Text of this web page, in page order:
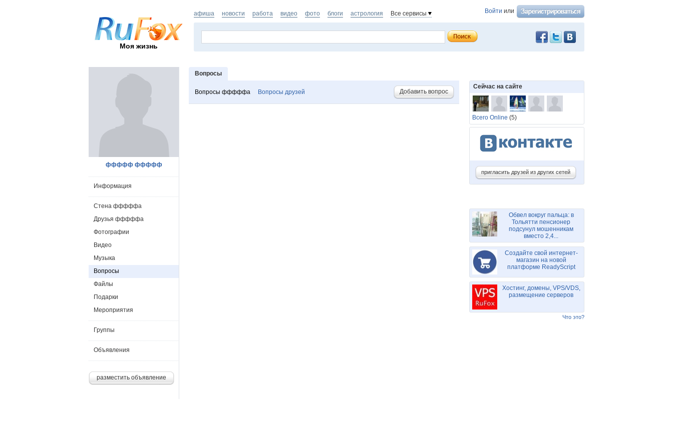
Моя жизнь
Войти или
афиша новости работа видео фото блоги астрология Все сервисы
Вопросы
Вопросы фффффа Вопросы друзей Добавить вопрос
ффффф ффффф
Информация
Стена фффффа
Друзья фффффа
Фотографии
Видео
Музыка
Вопросы
Файлы
Подарки
Мероприятия
Группы
Объявления
разместить объявление
Сейчас на сайте
Всего Online (5)
пригласить друзей из других сетей
Обвел вокруг пальца: в
Тольятти пенсионер
подсунул мошенникам
вместо 2,4...
Создайте свой интернет-
магазин на новой
платформе ReadyScript
Хостинг, домены, VPS/VDS,
размещение серверов
Что это?